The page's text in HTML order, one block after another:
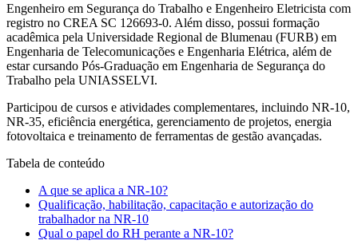
Engenheiro em Segurança do Trabalho e Engenheiro Eletricista com
registro no CREA SC 126693-0. Além disso, possui formação
acadêmica pela Universidade Regional de Blumenau (FURB) em
Engenharia de Telecomunicações e Engenharia Elétrica, além de
estar cursando Pós-Graduação em Engenharia de Segurança do
Trabalho pela UNIASSELVI.
Participou de cursos e atividades complementares, incluindo NR-10,
NR-35, eficiência energética, gerenciamento de projetos, energia
fotovoltaica e treinamento de ferramentas de gestão avançadas.
Tabela de conteúdo
A que se aplica a NR-10?
Qualificação, habilitação, capacitação e autorização do
trabalhador na NR-10
Qual o papel do RH perante a NR-10?